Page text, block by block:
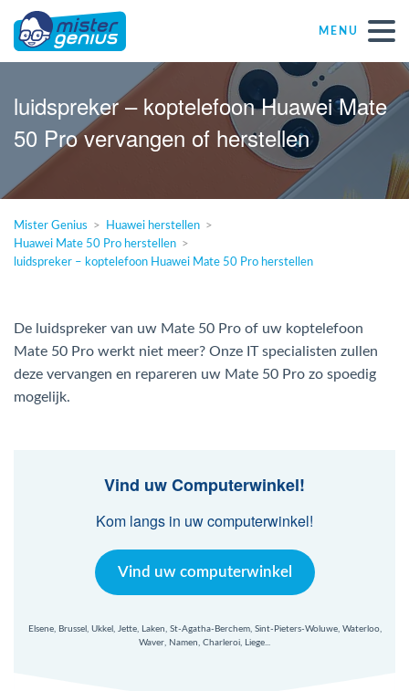
MENU
Réparations – Dépannages (nl)
Computerwinkels in Belgïe
Zelfstandige
KMO
luidspreker – koptelefoon Huawei Mate
50 Pro vervangen of herstellen
Mister Genius
Huawei herstellen
Huawei Mate 50 Pro herstellen
luidspreker – koptelefoon Huawei Mate 50 Pro herstellen
De luidspreker van uw Mate 50 Pro of uw koptelefoon
Mate 50 Pro werkt niet meer? Onze IT specialisten zullen
deze vervangen en repareren uw Mate 50 Pro zo spoedig
mogelijk.
Vind uw Computerwinkel!
Kom langs in uw computerwinkel!
Vind uw computerwinkel
Elsene, Brussel, Ukkel, Jette, Laken, St-Agatha-Berchem, Sint-Pieters-Woluwe, Waterloo,
Waver, Namen, Charleroi, Liege...